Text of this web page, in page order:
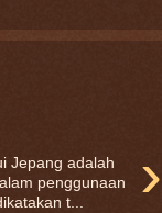
›
Jepang adalah
penggunaan
t...